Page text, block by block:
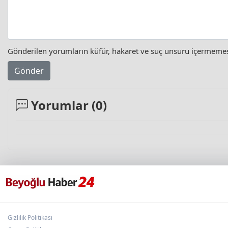
Gönderilen yorumların küfür, hakaret ve suç unsuru
Gönder
Yorumlar (0)
Gizlilik Politikası